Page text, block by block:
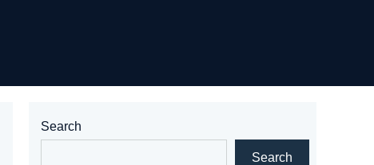
Search
Search